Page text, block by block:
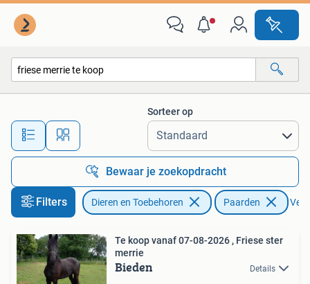
Alle afstanden…
Sorteer op
Bewaar je zoekopdracht
Filters Dieren en Toebehoren Paarden
Te koop vanaf 07-08-2026 , Friese ster
merrie
Bieden Details